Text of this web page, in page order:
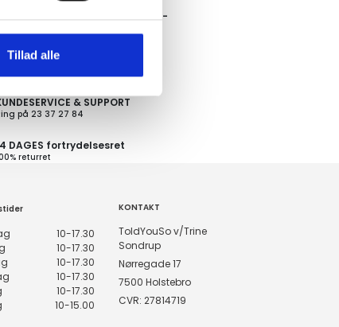
Tillad alle
FRAGT PÅ KØB OVER 300,-
HURTIG LEVERING 1-3 HVERDAGE
& SUPPORT
på 23 37 27 84
DAGES fortrydelsesret
returret
10-17.30
10-17.30
10-17.30
10-17.30
10-17.30
10-15.00
KONTAKT
ToldYouSo v/Trine
Sondrup
Nørregade 17
7500 Holstebro
CVR: 27814719